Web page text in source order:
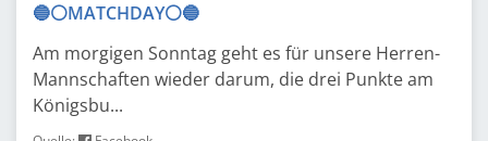
🔵⚪️MATCHDAY⚪️🔵
Am morgigen Sonntag geht es für unsere Herren-
Mannschaften wieder darum, die drei Punkte am
Königsbu...